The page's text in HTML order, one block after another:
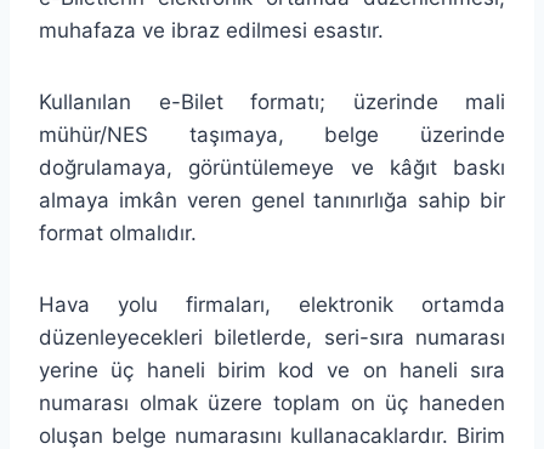
muhafaza ve ibraz edilmesi esastır.
Kullanılan e-Bilet formatı; üzerinde mali
mühür/NES taşımaya, belge üzerinde
doğrulamaya, görüntülemeye ve kâğıt baskı
almaya imkân veren genel tanınırlığa sahip bir
format olmalıdır.
Hava yolu firmaları, elektronik ortamda
düzenleyecekleri biletlerde, seri-sıra numarası
yerine üç haneli birim kod ve on haneli sıra
numarası olmak üzere toplam on üç haneden
oluşan belge numarasını kullanacaklardır. Birim